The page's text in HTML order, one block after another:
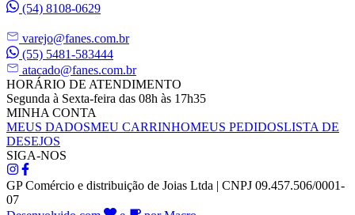
(54) 8108-0629
varejo@fanes.com.br
(55) 5481-583444
atacado@fanes.com.br
HORÁRIO DE ATENDIMENTO
Segunda à Sexta-feira das 08h às 17h35
MINHA CONTA
MEUS DADOSMEU CARRINHOMEUS PEDIDOSLISTA DE
DESEJOS
SIGA-NOS
GP Comércio e distribuição de Joias Ltda | CNPJ 09.457.506/0001-
07